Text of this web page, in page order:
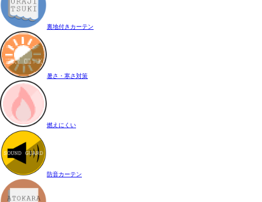
裏地付きカーテン
暑さ・寒さ対策
燃えにくい
防音カーテン